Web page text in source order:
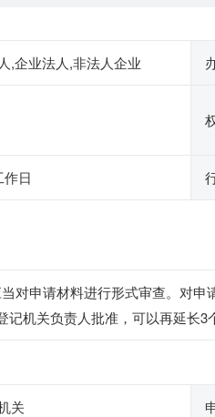
,企业法人,非法人企业
作日
对申请材料进行形式审查。对
机关负责人批准，可以再延长3
关